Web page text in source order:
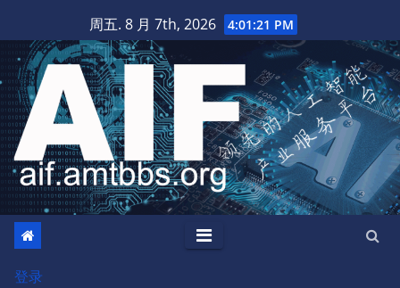
至
内
容
周五. 8 月 7th, 2026 4:01:22 PM
登录